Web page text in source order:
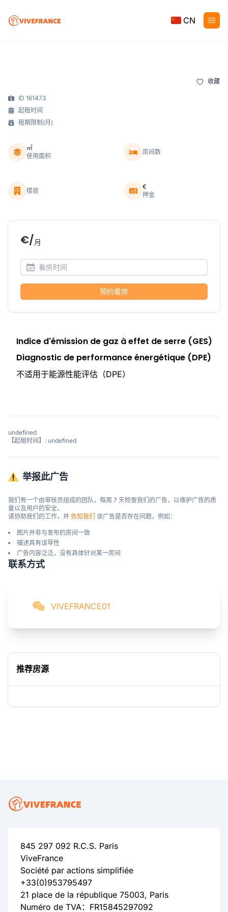
CN
收藏
ID 161473
起租时间
租期限制(月)
㎡
使用面积
房间数
楼层
€
押金
€/月
预约看房
Indice d'émission de gaz à effet de serre (GES)
Diagnostic de performance énergétique (DPE)
不适用于能源性能评估（DPE）
undefined
【起租时间】: undefined
举报此广告
我们有一个由审核员组成的团队，每周 7 天检查我们的广告，以维护广告的质
量以及用户的安全。
请协助我们的工作，并 告知我们 该广告是否存在问题，例如：
图片并非与发布的房间一致
描述具有误导性
广告内容泛泛，没有具体针对某一房间
联系方式
VIVEFRANCE01
推荐房源
845 297 092 R.C.S. Paris
ViveFrance
Société par actions simplifiée
+33(0)953795497
21 place de la république 75003, Paris
Numéro de TVA：FR15845297092